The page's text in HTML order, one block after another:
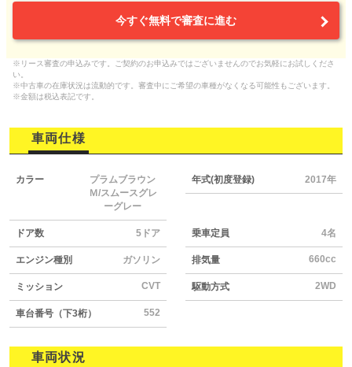
今すぐ無料で審査に進む
※リース審査の申込みです。ご契約のお申込みではございませんのでお気軽にお試しくださ
い。
※中古車の在庫状況は流動的です。審査中にご希望の車種がなくなる可能性もございます。
※金額は税込表記です。
車両仕様
カラー
プラムブラウン
Ｍ/スムースグレ
ーグレー
年式(初度登録) 2017年
ドア数 5ドア 乗車定員 4名
エンジン種別 ガソリン 排気量 660cc
ミッション CVT 駆動方式 2WD
車台番号（下3桁） 552
車両状況